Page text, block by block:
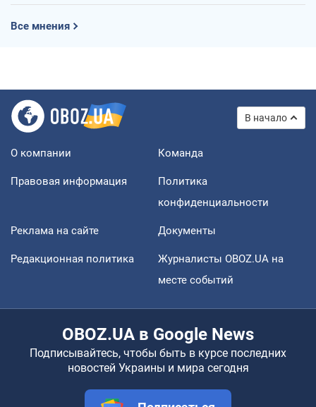
Все мнения
В начало
О компании Команда
Правовая информация
Политика
конфиденциальности
Реклама на сайте Документы
Редакционная политика
Журналисты OBOZ.UA на
месте событий
OBOZ.UA в Google News
Подписывайтесь, чтобы быть в курсе последних
новостей Украины и мира сегодня